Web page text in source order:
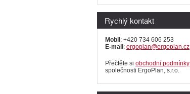
Rychlý kontakt
Mobil: +420 734 606 253
E-mail: ergoplan@ergoplan.cz
Přečtěte si obchodní podmínky
společnosti ErgoPlan, s.r.o.